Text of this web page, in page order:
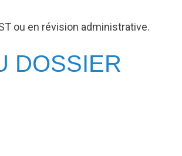
ou en révision administrative.
DOSSIER